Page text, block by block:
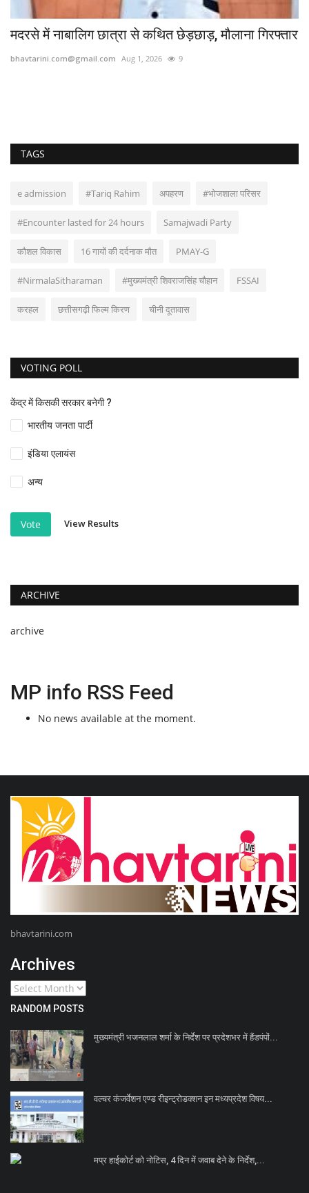
मदरसे में नाबालिग छात्रा से कथित छेड़छाड़, मौलाना गिरफ्तार
bhavtarini.com@gmail.com Aug 1, 2026 9
TAGS
e admission #Tariq Rahim अपहरण #भोजशाला परिसर
#Encounter lasted for 24 hours Samajwadi Party
कौशल विकास 16 गायों की दर्दनाक मौत PMAY-G
#NirmalaSitharaman #मुख्यमंत्री शिवराजसिंह चौहान FSSAI
करहल छत्तीसगढ़ी फिल्म किरण चीनी दूतावास
VOTING POLL
केंद्र में किसकी सरकार बनेगी ?
भारतीय जनता पार्टी
इंडिया एलायंस
अन्य
Vote View Results
ARCHIVE
archive
MP info RSS Feed
No news available at the moment.
bhavtarini.com
Archives
RANDOM POSTS
मुख्यमंत्री भजनलाल शर्मा के निर्देश पर प्रदेशभर में हैंडपंपों...
वल्चर कंजर्वेशन एण्ड रीइन्ट्रोडक्शन इन मध्यप्रदेश विषय...
मप्र हाईकोर्ट को नोटिस, 4 दिन में जवाब देने के निर्देश,...